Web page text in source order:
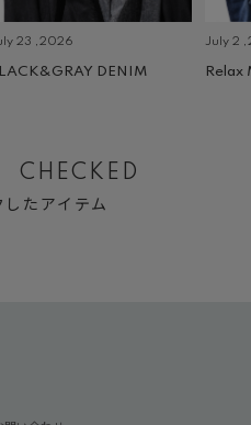
23 ,2026
DENIM
July 2
Relax
CHECKED
たアイテム